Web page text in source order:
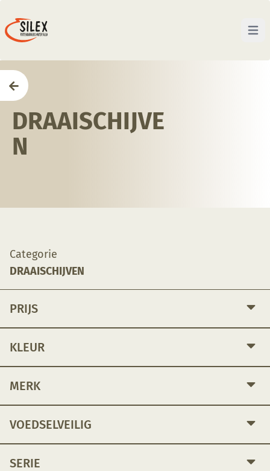
Open
DRAAISCHIJVE
N
Categorie
DRAAISCHIJVEN
PRIJS
KLEUR
MERK
VOEDSELVEILIG
SERIE